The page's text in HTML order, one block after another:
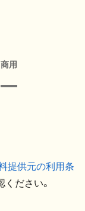
商用
提供元の利用条
ください。